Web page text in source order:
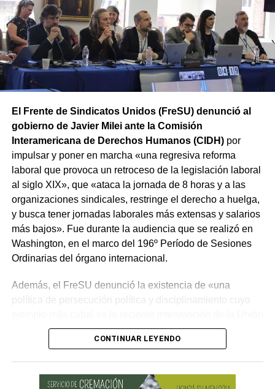
replicarán en las principales ciudades de todas las
provincias en el marco de la Jornada Nacional de Lucha
convocada por el sindicato.
El Frente de Sindicatos Unidos (FreSU) denunció al
gobierno de Javier Milei ante la Comisión
Interamericana de Derechos Humanos (CIDH)por
impulsar y poner en marcha «una regresiva reforma
laboral que provoca un retroceso de la legislación laboral
al siglo XIX», que «ataca la jornada de 8 horas y a las
organizaciones sindicales, restringe el derecho a huelga,
y busca tener jornadas laborales más extensas y salarios
más bajos». Fue durante la audiencia que se realizó en
Washington, en el marco del 196º Período de Sesiones
Ordinarias del órgano internacional.
Además, el FreSU denunció la existencia de «una
política de persecución política y disciplinamiento cuyo
Obrera Metalúrgica (UOM) y la persecución mediática,
gremial, jurídica y personal» desplegada por funcionarios
(APLA), Pablo Biró.
CONTINUAR LEYENDO